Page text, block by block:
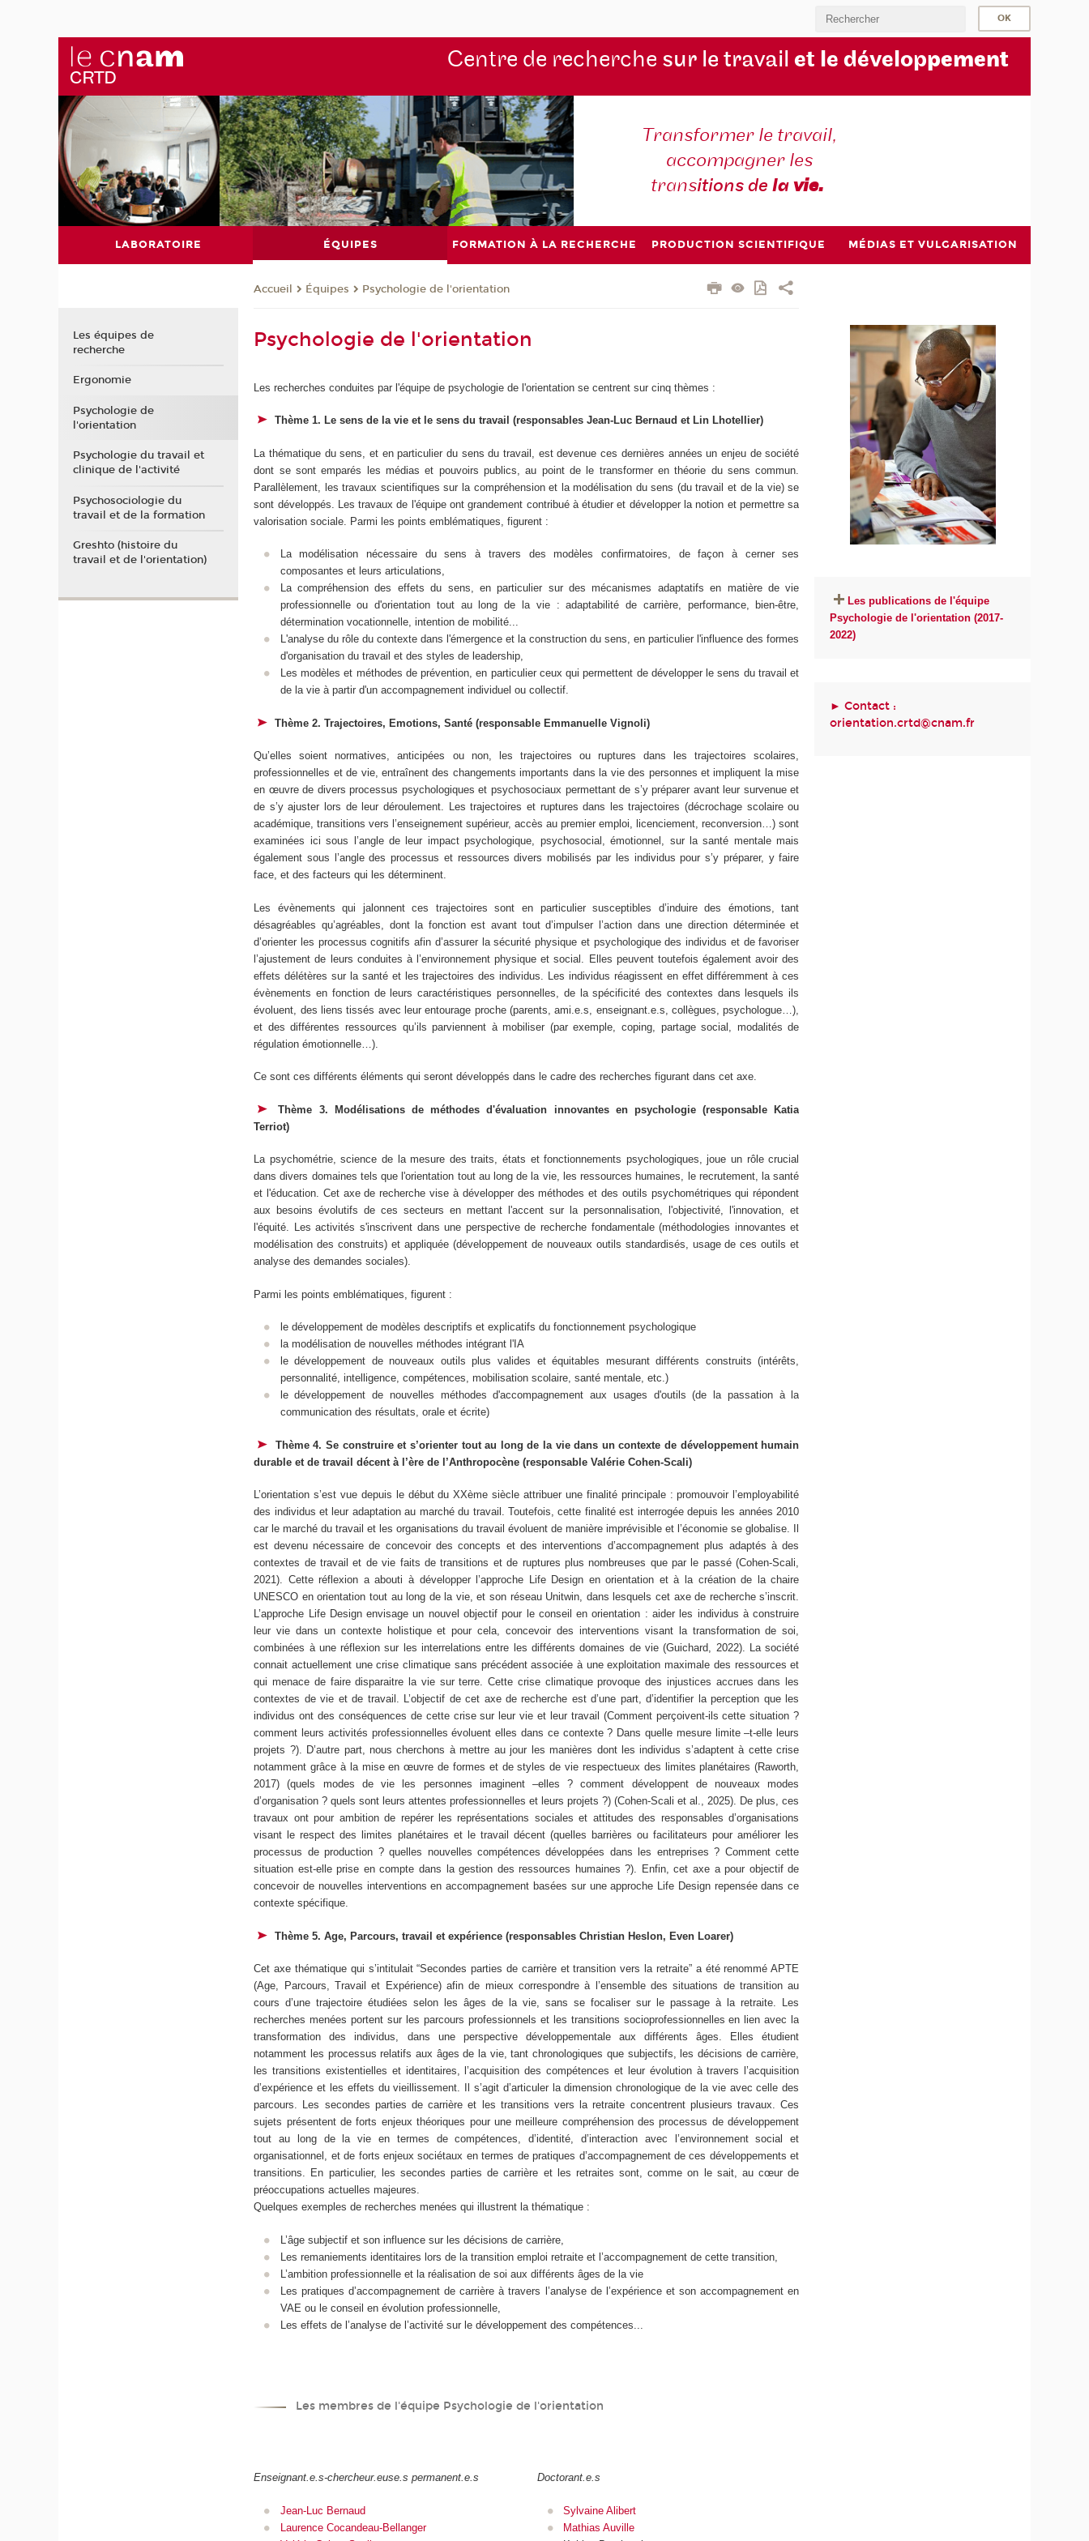
Centre de recherche sur le travail et le développement
Transformer le travail,
accompagner les
transitions de lavie.
LABORATOIRE ÉQUIPES FORMATION À LA RECHERCHE PRODUCTION SCIENTIFIQUE MÉDIAS ET VULGARISATION
Accueil Équipes Psychologie de l'orientation
Psychologie de l'orientation
Les recherches conduites par l'équipe de psychologie de l'orientation se centrent sur cinq thèmes :
Thème 1. Le sens de la vie et le sens du travail (responsables Jean-Luc Bernaud et Lin Lhotellier)
La thématique du sens, et en particulier du sens du travail, est devenue ces dernières années un enjeu de société
dont se sont emparés les médias et pouvoirs publics, au point de le transformer en théorie du sens commun.
Parallèlement, les travaux scientifiques sur la compréhension et la modélisation du sens (du travail et de la vie) se
sont développés. Les travaux de l'équipe ont grandement contribué à étudier et développer la notion et permettre sa
valorisation sociale. Parmi les points emblématiques, figurent :
La modélisation nécessaire du sens à travers des modèles confirmatoires, de façon à cerner ses
composantes et leurs articulations,
La compréhension des effets du sens, en particulier sur des mécanismes adaptatifs en matière de vie
professionnelle ou d'orientation tout au long de la vie : adaptabilité de carrière, performance, bien-être,
détermination vocationnelle, intention de mobilité...
L'analyse du rôle du contexte dans l'émergence et la construction du sens, en particulier l'influence des formes
d'organisation du travail et des styles de leadership,
Les modèles et méthodes de prévention, en particulier ceux qui permettent de développer le sens du travail et
de la vie à partir d'un accompagnement individuel ou collectif.
Thème 2. Trajectoires, Emotions, Santé (responsable Emmanuelle Vignoli)
Qu’elles soient normatives, anticipées ou non, les trajectoires ou ruptures dans les trajectoires scolaires,
professionnelles et de vie, entraînent des changements importants dans la vie des personnes et impliquent la mise
en œuvre de divers processus psychologiques et psychosociaux permettant de s’y préparer avant leur survenue et
de s’y ajuster lors de leur déroulement. Les trajectoires et ruptures dans les trajectoires (décrochage scolaire ou
académique, transitions vers l’enseignement supérieur, accès au premier emploi, licenciement, reconversion…) sont
examinées ici sous l’angle de leur impact psychologique, psychosocial, émotionnel, sur la santé mentale mais
également sous l’angle des processus et ressources divers mobilisés par les individus pour s’y préparer, y faire
face, et des facteurs qui les déterminent.
Les évènements qui jalonnent ces trajectoires sont en particulier susceptibles d’induire des émotions, tant
désagréables qu’agréables, dont la fonction est avant tout d’impulser l’action dans une direction déterminée et
d’orienter les processus cognitifs afin d’assurer la sécurité physique et psychologique des individus et de favoriser
l’ajustement de leurs conduites à l’environnement physique et social. Elles peuvent toutefois également avoir des
effets délétères sur la santé et les trajectoires des individus. Les individus réagissent en effet différemment à ces
évènements en fonction de leurs caractéristiques personnelles, de la spécificité des contextes dans lesquels ils
évoluent, des liens tissés avec leur entourage proche (parents, ami.e.s, enseignant.e.s, collègues, psychologue…),
et des différentes ressources qu’ils parviennent à mobiliser (par exemple, coping, partage social, modalités de
régulation émotionnelle…).
Ce sont ces différents éléments qui seront développés dans le cadre des recherches figurant dans cet axe.
Thème 3. Modélisations de méthodes d'évaluation innovantes en psychologie (responsable Katia
Terriot)
La psychométrie, science de la mesure des traits, états et fonctionnements psychologiques, joue un rôle crucial
dans divers domaines tels que l'orientation tout au long de la vie, les ressources humaines, le recrutement, la santé
et l'éducation. Cet axe de recherche vise à développer des méthodes et des outils psychométriques qui répondent
aux besoins évolutifs de ces secteurs en mettant l'accent sur la personnalisation, l'objectivité, l'innovation, et
l'équité. Les activités s'inscrivent dans une perspective de recherche fondamentale (méthodologies innovantes et
modélisation des construits) et appliquée (développement de nouveaux outils standardisés, usage de ces outils et
analyse des demandes sociales).
Parmi les points emblématiques, figurent :
le développement de modèles descriptifs et explicatifs du fonctionnement psychologique
la modélisation de nouvelles méthodes intégrant l'IA
le développement de nouveaux outils plus valides et équitables mesurant différents construits (intérêts,
personnalité, intelligence, compétences, mobilisation scolaire, santé mentale, etc.)
le développement de nouvelles méthodes d'accompagnement aux usages d'outils (de la passation à la
communication des résultats, orale et écrite)
Thème 4. Se construire et s’orienter tout au long de la vie dans un contexte de développement humain
durable et de travail décent à l’ère de l’Anthropocène (responsable Valérie Cohen-Scali)
L’orientation s’est vue depuis le début du XXème siècle attribuer une finalité principale : promouvoir l’employabilité
des individus et leur adaptation au marché du travail. Toutefois, cette finalité est interrogée depuis les années 2010
car le marché du travail et les organisations du travail évoluent de manière imprévisible et l’économie se globalise. Il
est devenu nécessaire de concevoir des concepts et des interventions d’accompagnement plus adaptés à des
contextes de travail et de vie faits de transitions et de ruptures plus nombreuses que par le passé (Cohen-Scali,
2021). Cette réflexion a abouti à développer l’approche Life Design en orientation et à la création de la chaire
UNESCO en orientation tout au long de la vie, et son réseau Unitwin, dans lesquels cet axe de recherche s’inscrit.
L’approche Life Design envisage un nouvel objectif pour le conseil en orientation : aider les individus à construire
leur vie dans un contexte holistique et pour cela, concevoir des interventions visant la transformation de soi,
combinées à une réflexion sur les interrelations entre les différents domaines de vie (Guichard, 2022). La société
connait actuellement une crise climatique sans précédent associée à une exploitation maximale des ressources et
qui menace de faire disparaitre la vie sur terre. Cette crise climatique provoque des injustices accrues dans les
contextes de vie et de travail. L’objectif de cet axe de recherche est d’une part, d’identifier la perception que les
individus ont des conséquences de cette crise sur leur vie et leur travail (Comment perçoivent-ils cette situation ?
comment leurs activités professionnelles évoluent elles dans ce contexte ? Dans quelle mesure limite –t-elle leurs
projets ?). D’autre part, nous cherchons à mettre au jour les manières dont les individus s’adaptent à cette crise
notamment grâce à la mise en œuvre de formes et de styles de vie respectueux des limites planétaires (Raworth,
2017) (quels modes de vie les personnes imaginent –elles ? comment développent de nouveaux modes
d’organisation ? quels sont leurs attentes professionnelles et leurs projets ?) (Cohen-Scali et al., 2025). De plus, ces
travaux ont pour ambition de repérer les représentations sociales et attitudes des responsables d’organisations
visant le respect des limites planétaires et le travail décent (quelles barrières ou facilitateurs pour améliorer les
processus de production ? quelles nouvelles compétences développées dans les entreprises ? Comment cette
situation est-elle prise en compte dans la gestion des ressources humaines ?). Enfin, cet axe a pour objectif de
concevoir de nouvelles interventions en accompagnement basées sur une approche Life Design repensée dans ce
contexte spécifique.
Thème 5. Age, Parcours, travail et expérience (responsables Christian Heslon, Even Loarer)
Cet axe thématique qui s’intitulait “Secondes parties de carrière et transition vers la retraite” a été renommé APTE
(Age, Parcours, Travail et Expérience) afin de mieux correspondre à l’ensemble des situations de transition au
cours d’une trajectoire étudiées selon les âges de la vie, sans se focaliser sur le passage à la retraite. Les
recherches menées portent sur les parcours professionnels et les transitions socioprofessionnelles en lien avec la
transformation des individus, dans une perspective développementale aux différents âges. Elles étudient
notamment les processus relatifs aux âges de la vie, tant chronologiques que subjectifs, les décisions de carrière,
les transitions existentielles et identitaires, l’acquisition des compétences et leur évolution à travers l’acquisition
d’expérience et les effets du vieillissement. Il s’agit d’articuler la dimension chronologique de la vie avec celle des
parcours. Les secondes parties de carrière et les transitions vers la retraite concentrent plusieurs travaux. Ces
sujets présentent de forts enjeux théoriques pour une meilleure compréhension des processus de développement
tout au long de la vie en termes de compétences, d’identité, d’interaction avec l’environnement social et
organisationnel, et de forts enjeux sociétaux en termes de pratiques d’accompagnement de ces développements et
transitions. En particulier, les secondes parties de carrière et les retraites sont, comme on le sait, au cœur de
préoccupations actuelles majeures.
Quelques exemples de recherches menées qui illustrent la thématique :
L’âge subjectif et son influence sur les décisions de carrière,
Les remaniements identitaires lors de la transition emploi retraite et l’accompagnement de cette transition,
L’ambition professionnelle et la réalisation de soi aux différents âges de la vie
Les pratiques d’accompagnement de carrière à travers l’analyse de l’expérience et son accompagnement en
VAE ou le conseil en évolution professionnelle,
Les effets de l’analyse de l’activité sur le développement des compétences...
Les membres de l'équipe Psychologie de l'orientation
Enseignant.e.s-chercheur.euse.s permanent.e.s
Jean-Luc Bernaud
Laurence Cocandeau-Bellanger
Doctorant.e.s
Sylvaine Alibert
Mathias Auville
Les publications de l'équipe
Psychologie de l'orientation (2017-
2022)
► Contact :
orientation.crtd@cnam.fr
Les équipes de
recherche
Ergonomie
Psychologie de
l'orientation
Psychologie du travail et
clinique de l'activité
Psychosociologie du
travail et de la formation
Greshto (histoire du
travail et de l'orientation)